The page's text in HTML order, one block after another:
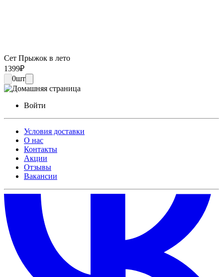
Сет Прыжок в лето
1399₽
0шт
Войти
Условия доставки
О нас
Контакты
Акции
Отзывы
Вакансии